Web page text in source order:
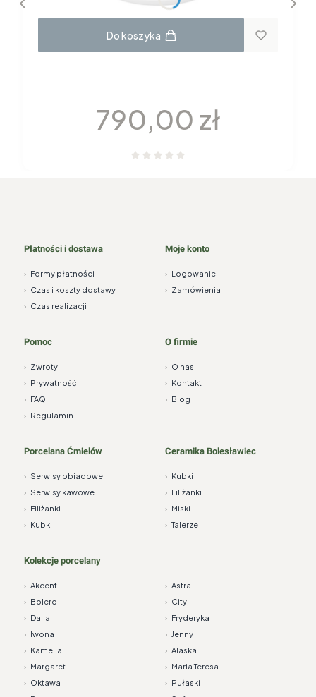
Do koszyka
Cena
790,00 zł
Płatności i dostawa
› Formy płatności
› Czas i koszty dostawy
› Czas realizacji
Moje konto
› Logowanie
› Zamówienia
Pomoc
› Zwroty
› Prywatność
› FAQ
› Regulamin
O firmie
› O nas
› Kontakt
› Blog
Porcelana Ćmielów
› Serwisy obiadowe
› Serwisy kawowe
› Filiżanki
› Kubki
Ceramika Bolesławiec
› Kubki
› Filiżanki
› Miski
› Talerze
Kolekcje porcelany
› Akcent › Astra
› Bolero › City
› Dalia › Fryderyka
› Iwona › Jenny
› Kamelia › Alaska
› Margaret › Maria Teresa
› Oktawa › Pułaski